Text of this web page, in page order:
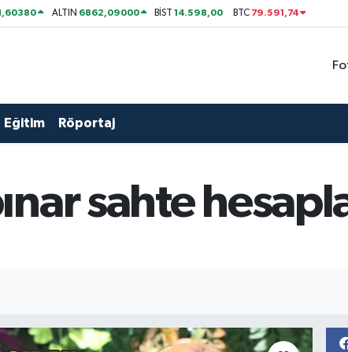
ALTIN 6862,09000 BİST14.598,00 BTC 79.591,74
Eğitim Röportaj
sahte